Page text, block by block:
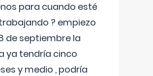
para cuando esté
? empiezo
de septiembre la
ya tendría cinco
y medio , podría